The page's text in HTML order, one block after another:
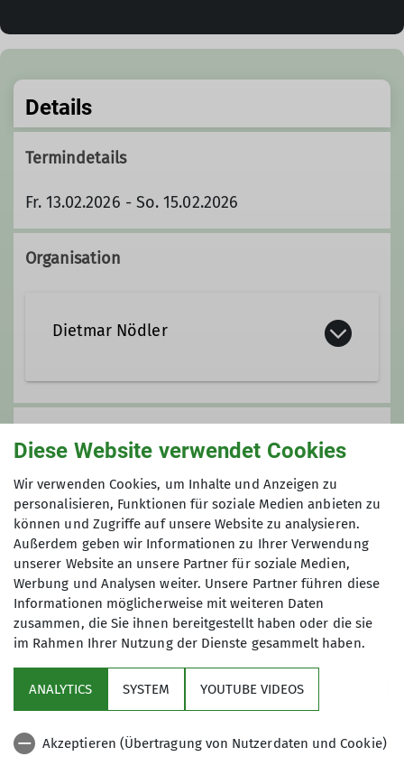
Details
Termindetails
Fr. 13.02.2026 - So. 15.02.2026
Organisation
Dietmar Nödler
Kontakt aufnehmen
Qualifikationen
Fachübungsleiter Skibergsteigen
Gebühr: 45 €
Vorkasse: 0 €
Gesamtkosten ca.: 320 €
Maximale Teilnehmeranzahl
5
Nützliche Links
Diese Website verwendet Cookies
Wir verwenden Cookies, um Inhalte und Anzeigen zu
personalisieren, Funktionen für soziale Medien anbieten zu
können und Zugriffe auf unsere Website zu analysieren.
Außerdem geben wir Informationen zu Ihrer Verwendung
unserer Website an unsere Partner für soziale Medien,
Werbung und Analysen weiter. Unsere Partner führen diese
Informationen möglicherweise mit weiteren Daten
zusammen, die Sie ihnen bereitgestellt haben oder die sie
im Rahmen Ihrer Nutzung der Dienste gesammelt haben.
ANALYTICS SYSTEM YOUTUBE VIDEOS
Akzeptieren (Übertragung von Nutzerdaten und Cookie)